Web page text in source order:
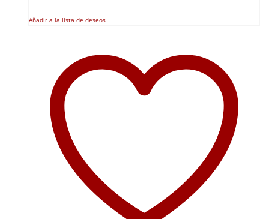
Añadir a la lista de deseos